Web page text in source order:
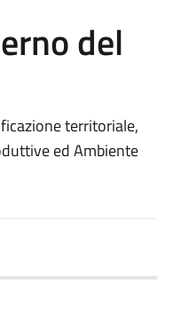
del
territoriale,
ed Ambiente